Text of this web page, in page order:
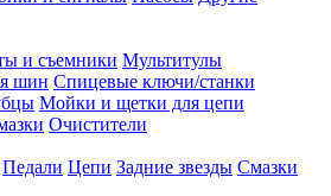
и съемники Мультитулы
шин Спицевые ключи/станки
Мойки и щетки для цепи
Очистители
Педали Цепи Задние звезды Смазки